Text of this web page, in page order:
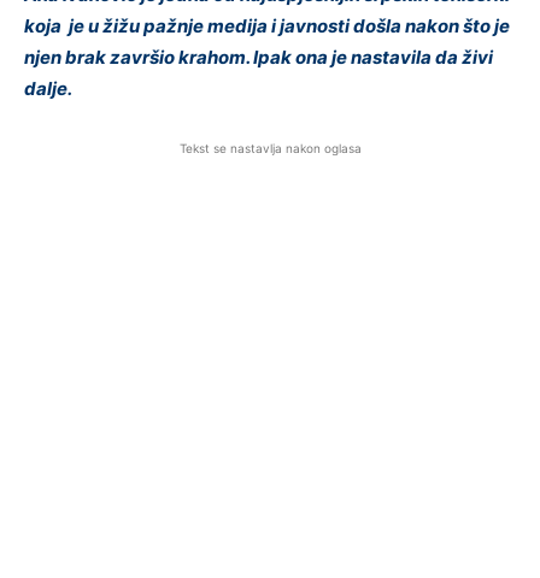
koja je u žižu pažnje medija i javnosti došla nakon što je
njen brak završio krahom. Ipak ona je nastavila da živi
dalje.
Tekst se nastavlja nakon oglasa